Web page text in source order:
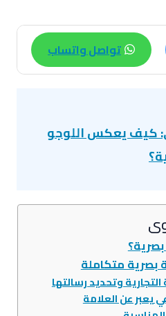
تواصل واتساب
كيف يعكس اللوجو
متكاملة